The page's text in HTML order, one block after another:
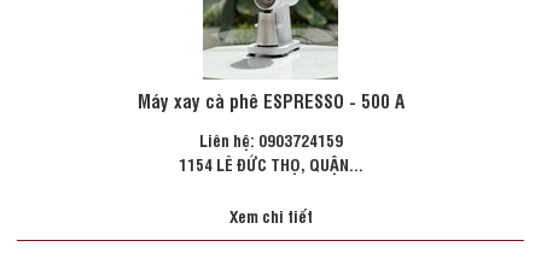
Máy xay cà phê ESPRESSO - 500 A
Liên hệ: 0903724159
1154 LÊ ĐỨC THỌ, QUẬN...
Xem chi tiết